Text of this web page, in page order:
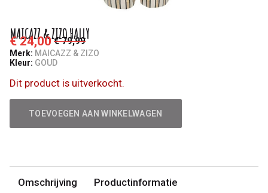
MAICAZZ & ZIZO HALLY
€ 24,00 € 79,99
Merk: MAICAZZ & ZIZO
Kleur: GOUD
Dit product is uitverkocht.
TOEVOEGEN AAN WINKELWAGEN
Omschrijving Productinformatie